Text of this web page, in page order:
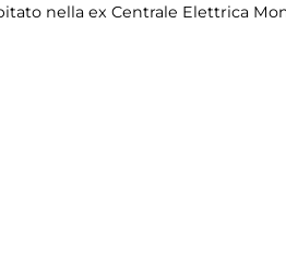
nella ex Centrale Elettrica